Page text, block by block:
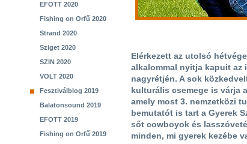
EFOTT 2020
Fishing on Orfű 2020
Strand 2020
Sziget 2020
SZIN 2020
VOLT 2020
Fesztiválblog 2019
Balatonsound 2019
EFOTT 2019
Fishing on Orfű 2019
Elérkezett az utolsó
alkalommal nyitja kapuit az
nagyrétjén. A sok
kulturális csemege is várja
amely most 3. nemzetközi
bemutatót is tart a Gyerek
sőt cowboyok és
minden, mi gyerek kezébe